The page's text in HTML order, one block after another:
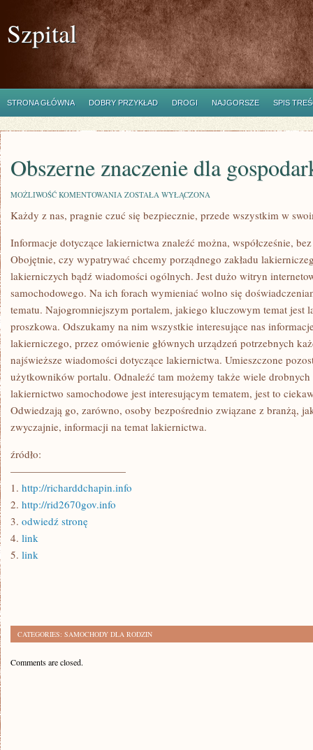
Szpital
STRONA GŁÓWNA DOBRY PRZYKŁAD DROGI NAJGORSZE SPIS
Obszerne znaczenie dla
MOŻLIWOŚĆ KOMENTOWANIA OBSZERNE
DLA
GOSPODARKI
HANDEL
ZOSTAŁA WYŁĄCZONA
Każdy z nas, pragnie czuć się bezpiecznie, przede wszystkim w
Informacje dotyczące lakiernictwa znaleźć można, współcześnie,
Obojętnie, czy wypatrywać chcemy porządnego zakładu
lakierniczych bądź wiadomości ogólnych. Jest dużo witryn
samochodowego. Na ich forach wymieniać wolno się
tematu. Najogromniejszym portalem, jakiego kluczowym temat jest
proszkowa. Odszukamy na nim wszystkie interesujące nas
lakierniczego, przez omówienie głównych urządzeń potrzebnych
najświeższe wiadomości dotyczące lakiernictwa. Umieszczone
użytkowników portalu. Odnaleźć tam możemy także wiele
lakiernictwo samochodowe jest interesującym tematem, jest to
Odwiedzają go, zarówno, osoby bezpośrednio związane z branżą,
zwyczajnie, informacji na temat lakiernictwa.
źródło:
———————————
1. http://richarddchapin.info
2. http://rid2670gov.info
3. odwiedź stronę
4. link
5. link
CATEGORIES: SAMOCHODY DLA RODZIN
Comments are closed.